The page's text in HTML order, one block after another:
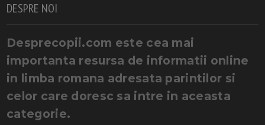
DESPRE NOI
Desprecopii.com este cea mai
importanta resursa de informatii online
in limba romana adresata parintilor si
celor care doresc sa intre in aceasta
categorie.